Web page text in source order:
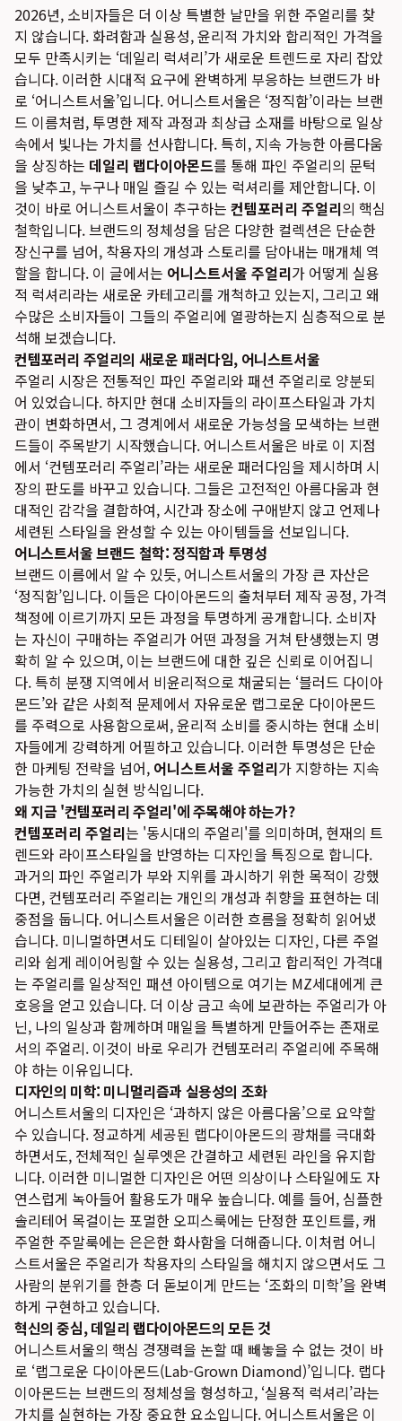
2026년, 소비자들은 더 이상 특별한 날만을 위한 주얼리를 찾
지 않습니다. 화려함과 실용성, 윤리적 가치와 합리적인 가격을
모두 만족시키는 ‘데일리 럭셔리’가 새로운 트렌드로 자리 잡았
습니다. 이러한 시대적 요구에 완벽하게 부응하는 브랜드가 바
로 ‘어니스트서울’입니다. 어니스트서울은 ‘정직함’이라는 브랜
드 이름처럼, 투명한 제작 과정과 최상급 소재를 바탕으로 일상
속에서 빛나는 가치를 선사합니다. 특히, 지속 가능한 아름다움
을 상징하는 데일리 랩다이아몬드를 통해 파인 주얼리의 문턱
을 낮추고, 누구나 매일 즐길 수 있는 럭셔리를 제안합니다. 이
것이 바로 어니스트서울이 추구하는 컨템포러리 주얼리의 핵심
철학입니다. 브랜드의 정체성을 담은 다양한 컬렉션은 단순한
장신구를 넘어, 착용자의 개성과 스토리를 담아내는 매개체 역
할을 합니다. 이 글에서는 어니스트서울 주얼리가 어떻게 실용
적 럭셔리라는 새로운 카테고리를 개척하고 있는지, 그리고 왜
수많은 소비자들이 그들의 주얼리에 열광하는지 심층적으로 분
석해 보겠습니다.
컨템포러리 주얼리의 새로운 패러다임, 어니스트서울
주얼리 시장은 전통적인 파인 주얼리와 패션 주얼리로 양분되
어 있었습니다. 하지만 현대 소비자들의 라이프스타일과 가치
관이 변화하면서, 그 경계에서 새로운 가능성을 모색하는 브랜
드들이 주목받기 시작했습니다. 어니스트서울은 바로 이 지점
에서 ‘컨템포러리 주얼리’라는 새로운 패러다임을 제시하며 시
장의 판도를 바꾸고 있습니다. 그들은 고전적인 아름다움과 현
대적인 감각을 결합하여, 시간과 장소에 구애받지 않고 언제나
세련된 스타일을 완성할 수 있는 아이템들을 선보입니다.
어니스트서울 브랜드 철학: 정직함과 투명성
브랜드 이름에서 알 수 있듯, 어니스트서울의 가장 큰 자산은
‘정직함’입니다. 이들은 다이아몬드의 출처부터 제작 공정, 가격
책정에 이르기까지 모든 과정을 투명하게 공개합니다. 소비자
는 자신이 구매하는 주얼리가 어떤 과정을 거쳐 탄생했는지 명
확히 알 수 있으며, 이는 브랜드에 대한 깊은 신뢰로 이어집니
다. 특히 분쟁 지역에서 비윤리적으로 채굴되는 ‘블러드 다이아
몬드’와 같은 사회적 문제에서 자유로운 랩그로운 다이아몬드
를 주력으로 사용함으로써, 윤리적 소비를 중시하는 현대 소비
자들에게 강력하게 어필하고 있습니다. 이러한 투명성은 단순
한 마케팅 전략을 넘어, 어니스트서울 주얼리가 지향하는 지속
가능한 가치의 실현 방식입니다.
왜 지금 '컨템포러리 주얼리'에 주목해야 하는가?
컨템포러리 주얼리는 '동시대의 주얼리'를 의미하며, 현재의 트
렌드와 라이프스타일을 반영하는 디자인을 특징으로 합니다.
과거의 파인 주얼리가 부와 지위를 과시하기 위한 목적이 강했
다면, 컨템포러리 주얼리는 개인의 개성과 취향을 표현하는 데
중점을 둡니다. 어니스트서울은 이러한 흐름을 정확히 읽어냈
습니다. 미니멀하면서도 디테일이 살아있는 디자인, 다른 주얼
리와 쉽게 레이어링할 수 있는 실용성, 그리고 합리적인 가격대
는 주얼리를 일상적인 패션 아이템으로 여기는 MZ세대에게 큰
호응을 얻고 있습니다. 더 이상 금고 속에 보관하는 주얼리가 아
닌, 나의 일상과 함께하며 매일을 특별하게 만들어주는 존재로
서의 주얼리. 이것이 바로 우리가 컨템포러리 주얼리에 주목해
야 하는 이유입니다.
디자인의 미학: 미니멀리즘과 실용성의 조화
어니스트서울의 디자인은 ‘과하지 않은 아름다움’으로 요약할
수 있습니다. 정교하게 세공된 랩다이아몬드의 광채를 극대화
하면서도, 전체적인 실루엣은 간결하고 세련된 라인을 유지합
니다. 이러한 미니멀한 디자인은 어떤 의상이나 스타일에도 자
연스럽게 녹아들어 활용도가 매우 높습니다. 예를 들어, 심플한
솔리테어 목걸이는 포멀한 오피스룩에는 단정한 포인트를, 캐
주얼한 주말룩에는 은은한 화사함을 더해줍니다. 이처럼 어니
스트서울은 주얼리가 착용자의 스타일을 해치지 않으면서도 그
사람의 분위기를 한층 더 돋보이게 만드는 ‘조화의 미학’을 완벽
하게 구현하고 있습니다.
혁신의 중심, 데일리 랩다이아몬드의 모든 것
어니스트서울의 핵심 경쟁력을 논할 때 빼놓을 수 없는 것이 바
로 ‘랩그로운 다이아몬드(Lab-Grown Diamond)’입니다. 랩다
이아몬드는 브랜드의 정체성을 형성하고, ‘실용적 럭셔리’라는
가치를 실현하는 가장 중요한 요소입니다. 어니스트서울은 이